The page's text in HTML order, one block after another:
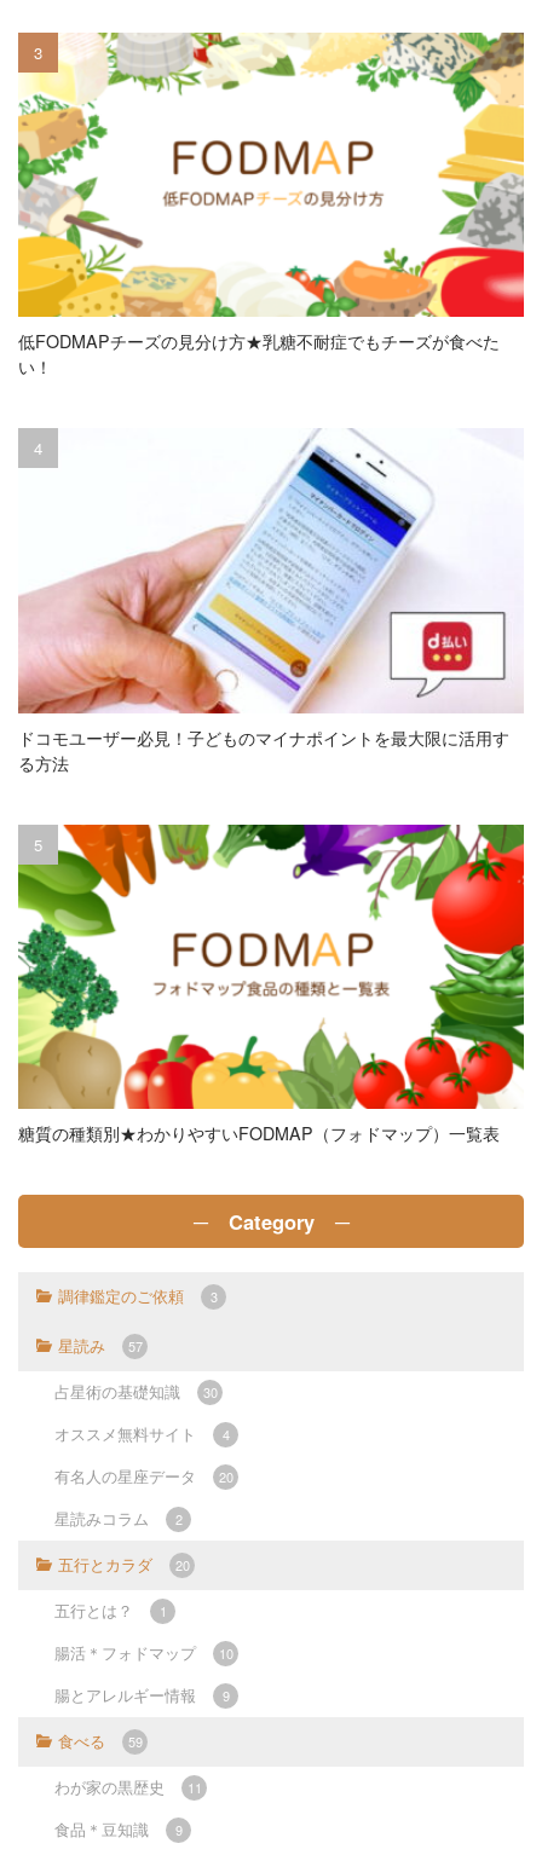
低FODMAPチーズの見分け方★乳糖不耐症でもチーズが食べた
い！
ドコモユーザー必見！子どものマイナポイントを最大限に活用す
る方法
糖質の種類別★わかりやすいFODMAP（フォドマップ）一覧表
─ Category ─
調律鑑定のご依頼 3
星読み 57
占星術の基礎知識 30
オススメ無料サイト 4
有名人の星座データ 20
星読みコラム 2
五行とカラダ 20
五行とは？ 1
腸活＊フォドマップ 10
腸とアレルギー情報 9
食べる 59
わが家の黒歴史 11
食品＊豆知識 9